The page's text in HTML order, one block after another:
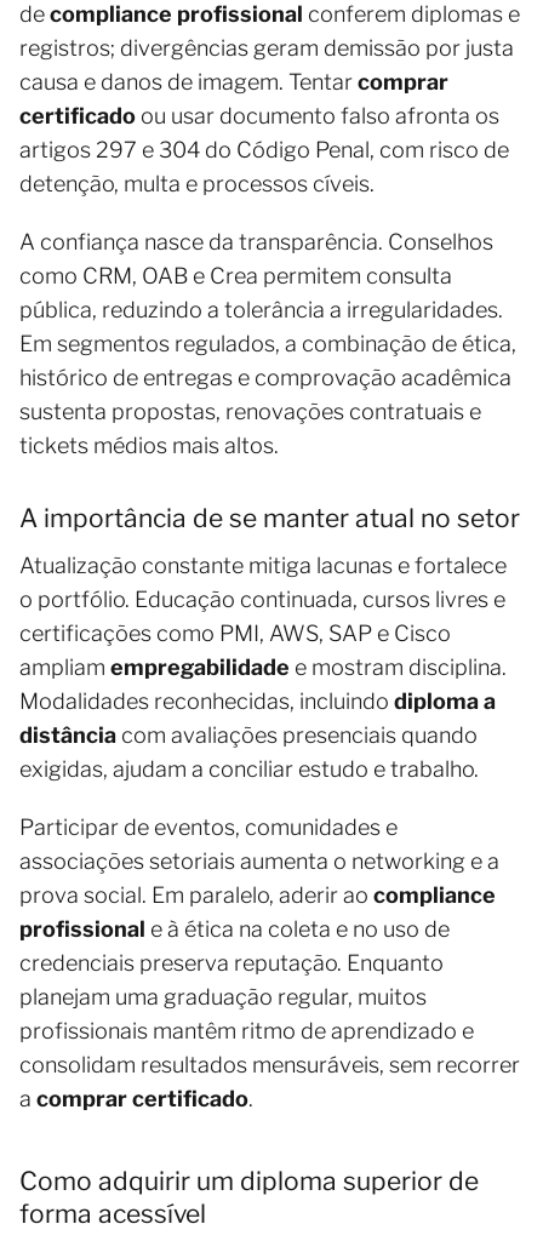
decompliance profissional conferem diplomas e
registros; divergências geram demissão por justa
causa e danos de imagem. Tentarcomprar
certificado ou usar documento falso afronta os
artigos 297 e 304 do Código Penal, com risco de
detenção, multa e processos cíveis.
A confiança nasce da transparência. Conselhos
como CRM, OAB e Crea permitem consulta
pública, reduzindo a tolerância a irregularidades.
Em segmentos regulados, a combinação de ética,
histórico de entregas e comprovação acadêmica
sustenta propostas, renovações contratuais e
tickets médios mais altos.
A importância de se manter atual no setor
Atualização constante mitiga lacunas e fortalece
o portfólio. Educação continuada, cursos livres e
certificações como PMI, AWS, SAP e Cisco
ampliam empregabilidade e mostram disciplina.
Modalidades reconhecidas, incluindo diploma a
distância com avaliações presenciais quando
exigidas, ajudam a conciliar estudo e trabalho.
Participar de eventos, comunidades e
associações setoriais aumenta o networking e a
prova social. Em paralelo, aderir ao compliance
profissional e à ética na coleta e no uso de
credenciais preserva reputação. Enquanto
planejam uma graduação regular, muitos
profissionais mantêm ritmo de aprendizado e
consolidam resultados mensuráveis, sem recorrer
a comprar certificado.
Como adquirir um diploma superior de
forma acessível